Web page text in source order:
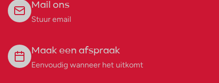
Mail ons
Stuur email
Maak een afspraak
Eenvoudig wanneer het uitkomt